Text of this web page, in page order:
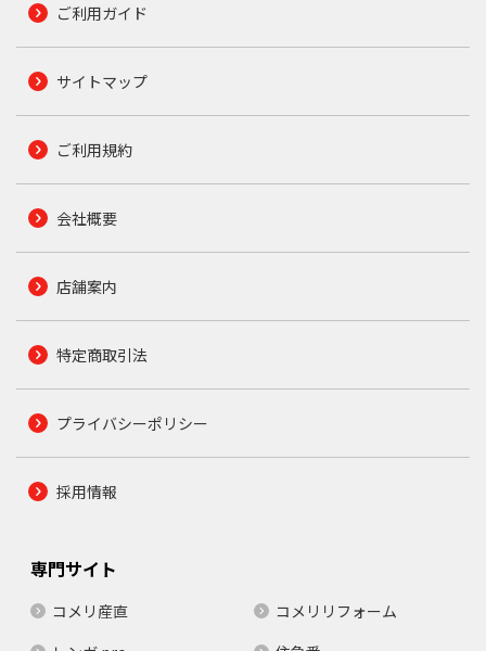
ご利用ガイド
サイトマップ
ご利用規約
会社概要
店舗案内
特定商取引法
プライバシーポリシー
採用情報
専門サイト
コメリ産直
コメリリフォーム